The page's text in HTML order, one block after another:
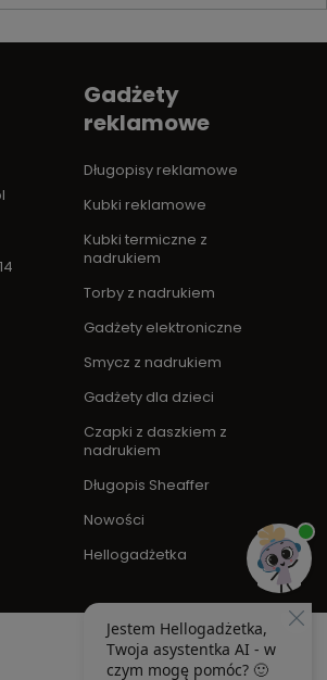
Gadżety
reklamowe
Długopisy reklamowe
Kubki reklamowe
Kubki termiczne z
nadrukiem
Torby z nadrukiem
Gadżety elektroniczne
Smycz z nadrukiem
Gadżety dla dzieci
Czapki z daszkiem z
nadrukiem
Długopis Sheaffer
Nowości
Hellogadżetka